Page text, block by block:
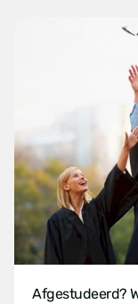
Afgestudeerd?